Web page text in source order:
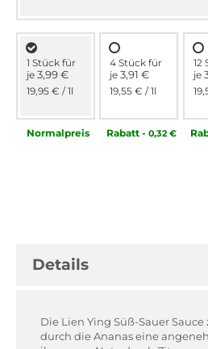
1 Stück für
je 3,99 €
19,95 € / 1l
Normal­preis
4 Stück für
je3,91 €
19,55 € / 1l
Rabatt - 0,32 €
12
je
Details
Die Lien Ying Süß-Sauer
durch die Ananas eine